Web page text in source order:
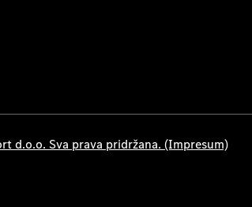
d.o.o. Sva prava pridržana. (Impresum)